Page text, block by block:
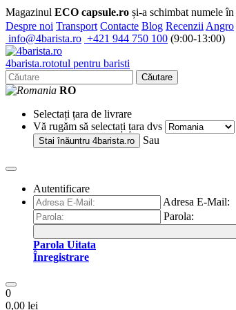
Magazinul ECO capsule.ro și-a schimbat numele în
Despre noi Transport Contacte Blog Recenzii Angro
info@4barista.ro +421 944 750 100 (9:00-13:00)
4barista.rototul pentru baristi
Căutare
RO
Selectați țara de livrare
Vă rugăm să selectați țara dvs
Stai înăuntru 4barista.ro Sau
Autentificare
Adresa E-Mail:
Parola:
Parola Uitata
Înregistrare
0
0,00 lei